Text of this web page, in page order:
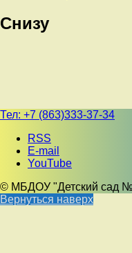
Снизу
Тел: +7 (863)333-37-34
RSS
E-mail
YouTube
© МБДОУ "Детский сад
Вернуться наверх